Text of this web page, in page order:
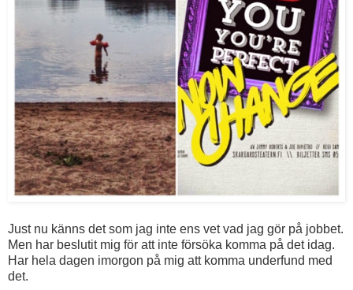
Just nu känns det som jag inte ens vet vad jag gör på jobbet.
Men har beslutit mig för att inte försöka komma på det idag.
Har hela dagen imorgon på mig att komma underfund med
det.